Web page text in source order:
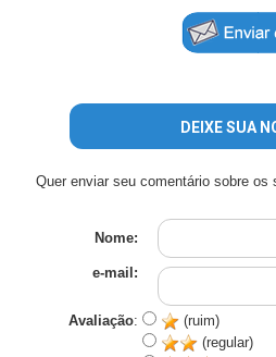
DEIXE SUA
Quer enviar seu comentário sobre
Nome:
e-mail:
Avaliação:
(ruim)
(regular)